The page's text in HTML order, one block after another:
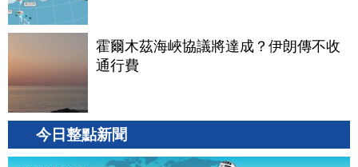
霍爾木茲海峽協議將達成？伊朗傳不收
通行費
今日整點新聞